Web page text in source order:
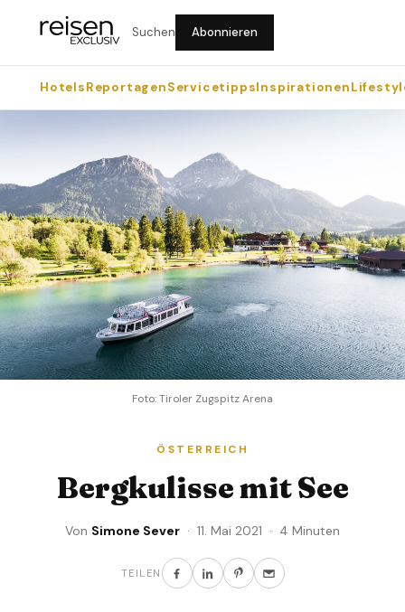
Suchen Abonnieren
HotelsReportagenServicetippsInspirationen
Foto: Tiroler Zugspitz Arena
ÖSTERREICH
Bergkulisse mit See
Von Simone Sever · 11. Mai 2021 · 4 Minuten
TEILEN